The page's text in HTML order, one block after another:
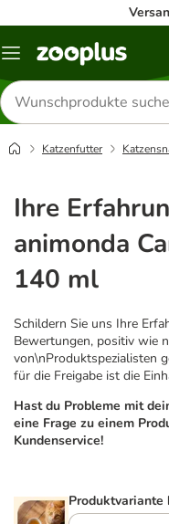
Menü
Produkte
suchen
Katzenfutter
Ihre
animonda
140 ml
Schildern Sie uns Ihre
Bewertungen, positiv wie
von\nProduktspezialisten
für die Freigabe ist die
Hast du Probleme mit
eine Frage zu einem
Kundenservice!
Produktvariante